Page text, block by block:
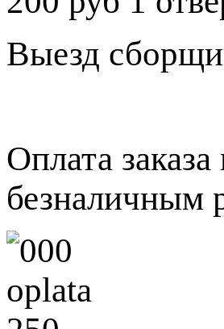
Выезд
Оплата
безналичным